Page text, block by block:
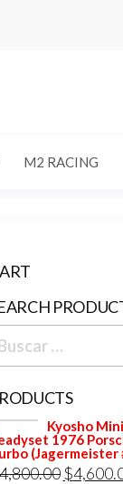
M2 RACING
Kyosho
1976
(Jagermeister
El
$